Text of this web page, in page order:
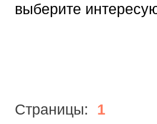
выберите
Страницы: 1